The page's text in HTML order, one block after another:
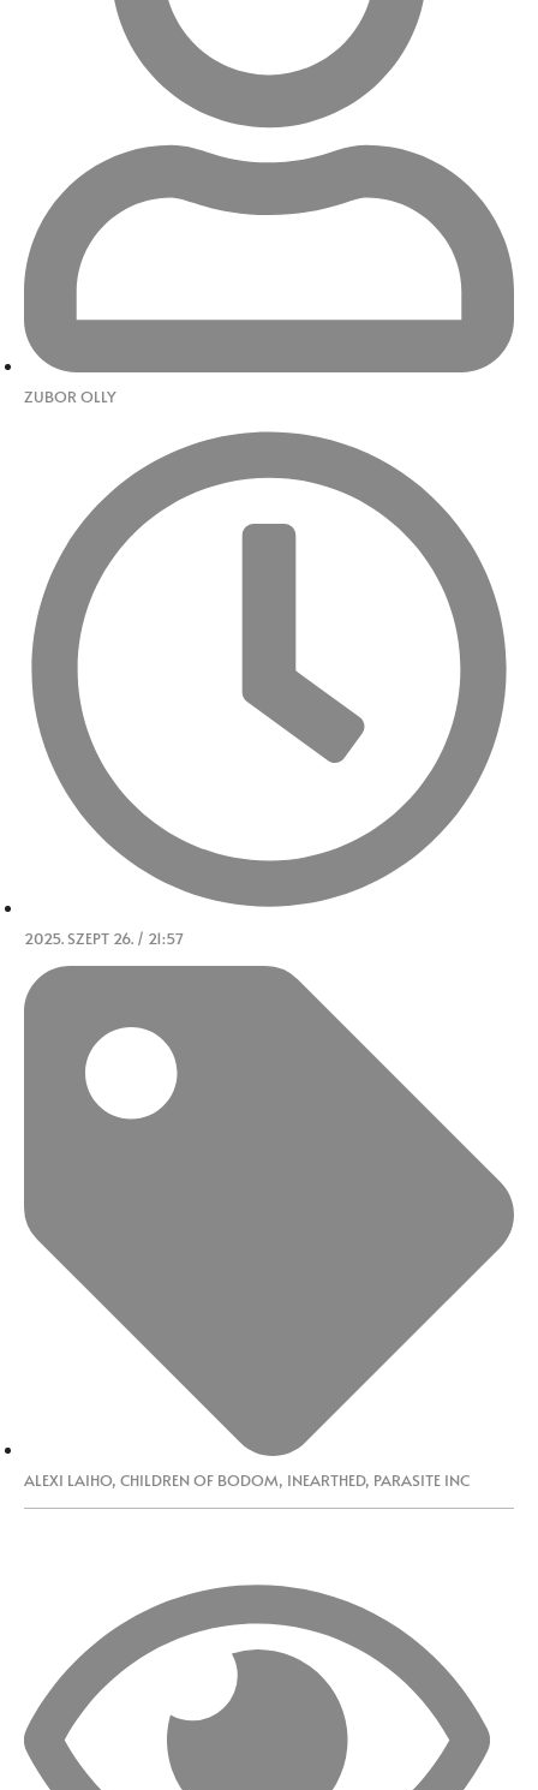
ZUBOR OLLY
2025. SZEPT 26. / 21:57
ALEXI LAIHO, CHILDREN OF BODOM, INEARTHED, PARASITE INC